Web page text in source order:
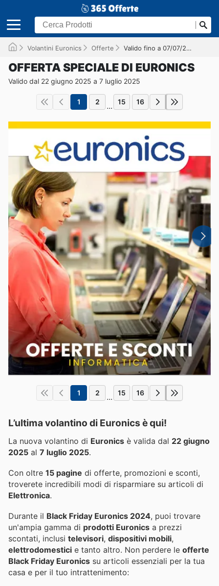
Volantini Euronics Offerte Valido fino a 07/07/2025
OFFERTA SPECIALE DI EURONICS
Valido dal 22 giugno 2025 a 7 luglio 2025
1 2 ... 15 16
1 2 ... 15 16
L’ultima volantino di Euronics è qui!
La nuova volantino di Euronics è valida dal 22 giugno
2025 al 7 luglio 2025.
Con oltre 15 pagine di offerte, promozioni e sconti,
troverete incredibili modi di risparmiare su articoli di
Elettronica.
Durante il Black Friday Euronics 2024, puoi trovare
un'ampia gamma di prodotti Euronics a prezzi
scontati, inclusi televisori, dispositivi mobili,
elettrodomestici e tanto altro. Non perdere le offerte
Black Friday Euronics su articoli essenziali per la tua
casa e per il tuo intrattenimento: